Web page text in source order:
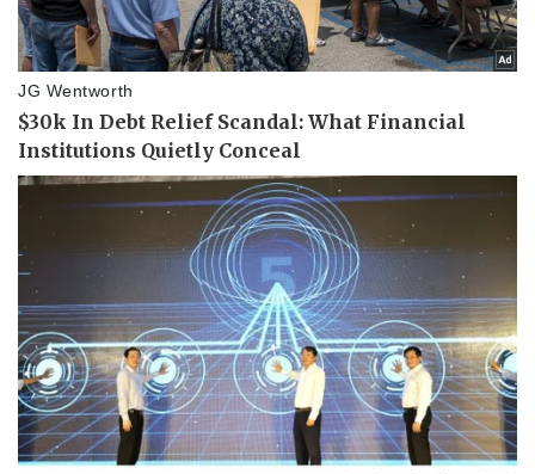
Doanh nghiệp
Thông tin doanh nghiệp
Vì cộng đồng
Công nghệ
Sành điệu
Trải nghiệm
Chuyển đổi số